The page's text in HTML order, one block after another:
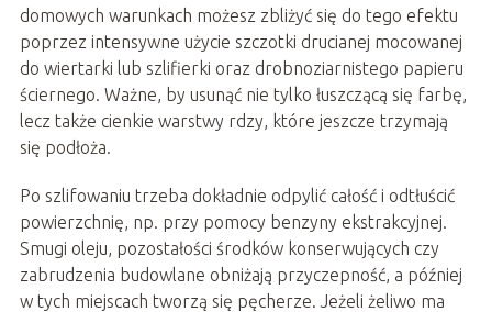
domowych warunkach możesz zbliżyć się do tego efektu
poprzez intensywne użycie szczotki drucianej mocowanej
do wiertarki lub szlifierki oraz drobnoziarnistego papieru
ściernego. Ważne, by usunąć nie tylko łuszczącą się farbę,
lecz także cienkie warstwy rdzy, które jeszcze trzymają
się podłoża.
Po szlifowaniu trzeba dokładnie odpylić całość i odtłuścić
powierzchnię, np. przy pomocy benzyny ekstrakcyjnej.
Smugi oleju, pozostałości środków konserwujących czy
zabrudzenia budowlane obniżają przyczepność, a później
w tych miejscach tworzą się pęcherze. Jeżeli żeliwo ma